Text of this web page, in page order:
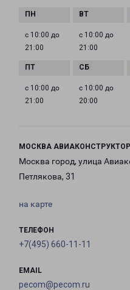
с 10:00 до
21:00
с 10:00 до
21:00
с 10:00 до
21:00
с 10:00 до
20:00
МОСКВА
Москва город, улица
Петлякова, 31
на карте
ТЕЛЕФОН
+7(495) 660-11-11
EMAIL
pecom@pecom.ru